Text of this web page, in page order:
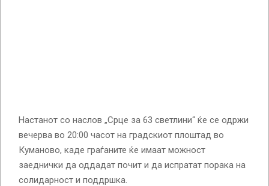
Настанот со наслов „Срце за 63 светлини“ ќе се одржи
вечерва во 20:00 часот на градскиот плоштад во
Куманово, каде граѓаните ќе имаат можност
заеднички да оддадат почит и да испратат порака на
солидарност и поддршка.